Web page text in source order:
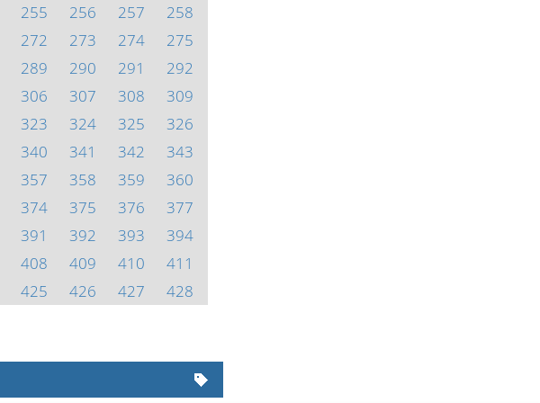
255 256 257
258
272 273 274
275
289 290 291
292
306 307 308
309
323 324 325
326
340 341 342
343
357 358 359
360
374 375 376
377
391 392 393
394
408 409 410
411
425 426 427
428